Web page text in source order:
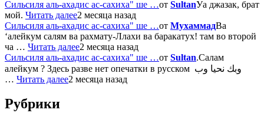
Сильсиля аль-ахадис ас-сахиха" ше …от SultanУа джазак, брат
мой. Читать далее2 месяца назад
Сильсиля аль-ахадис ас-сахиха" ше …от МухаммадВа
‘алейкум салям ва рахмату-Ллахи ва баракатух! там во второй
ча … Читать далее2 месяца назад
Сильсиля аль-ахадис ас-сахиха" ше …от Sultan.Салам
алейкум ? Здесь разве нет опечатки в русском وبك نحيا وب
… Читать далее2 месяца назад
Рубрики